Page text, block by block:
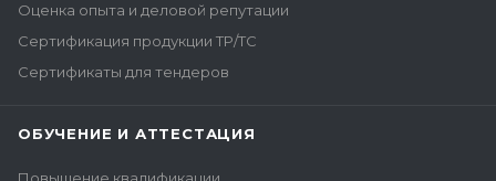
Оценка опыта и деловой репутации
Сертификация продукции ТР/ТС
Сертификаты для тендеров
ОБУЧЕНИЕ И АТТЕСТАЦИЯ